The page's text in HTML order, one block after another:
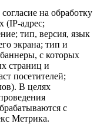
на обработку
(IP-адрес;
тип, версия, язык
экрана; тип и
с которых
страниц и
посетителей;
В целях
с
Метрика.